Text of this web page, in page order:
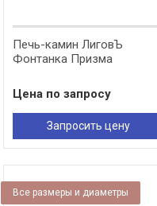
Печь-камин ЛиговЪ
Фонтанка Призма
Цена по запросу
Запросить цену
Все размеры и диаметры